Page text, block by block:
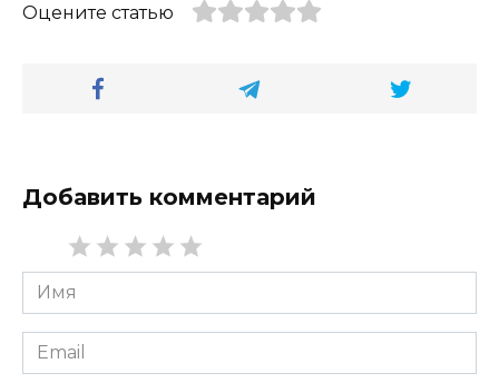
Оцените статью
Добавить комментарий
Имя
*
Email
*